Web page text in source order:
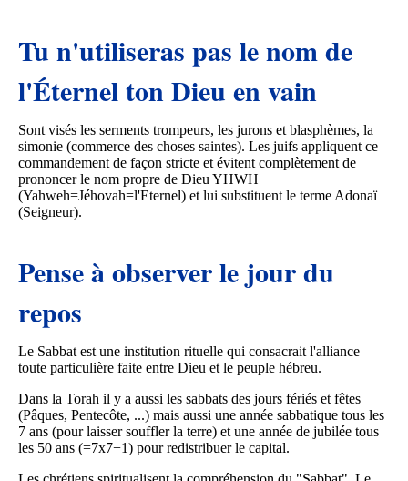
Tu n'utiliseras pas le nom de
l'Éternel ton Dieu en vain
Sont visés les serments trompeurs, les jurons et blasphèmes, la
simonie (commerce des choses saintes). Les juifs appliquent ce
commandement de façon stricte et évitent complètement de
prononcer le nom propre de Dieu YHWH
(Yahweh=Jéhovah=l'Eternel) et lui substituent le terme Adonaï
(Seigneur).
Pense à observer le jour du
repos
Le Sabbat est une institution rituelle qui consacrait l'alliance
toute particulière faite entre Dieu et le peuple hébreu.
Dans la Torah il y a aussi les sabbats des jours fériés et fêtes
(Pâques, Pentecôte, ...) mais aussi une année sabbatique tous les
7 ans (pour laisser souffler la terre) et une année de jubilée tous
les 50 ans (=7x7+1) pour redistribuer le capital.